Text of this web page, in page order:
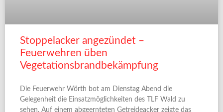
Stoppelacker angezündet –
Feuerwehren üben
Vegetationsbrandbekämpfung
Die Feuerwehr Wörth bot am Dienstag Abend die
Gelegenheit die Einsatzmöglichkeiten des TLF Wald zu
sehen. Auf einem abgeernteten Getreideacker zeigte das